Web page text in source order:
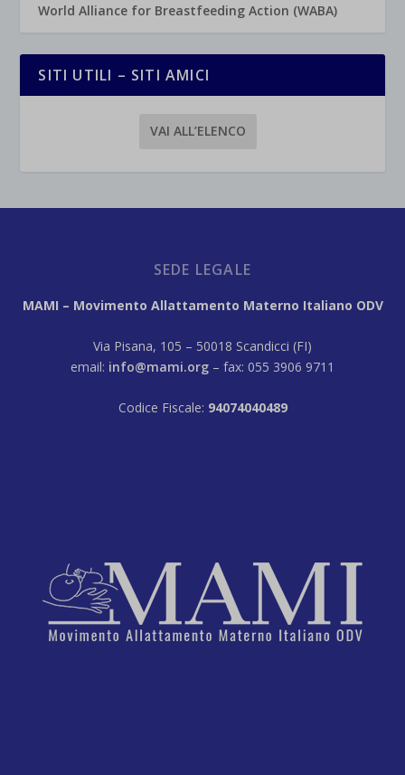
World Alliance for Breastfeeding Action (WABA)
SITI UTILI – SITI AMICI
VAI ALL’ELENCO
SEDE LEGALE
MAMI – Movimento Allattamento Materno Italiano ODV
Via Pisana, 105 – 50018 Scandicci (FI)
email: info@mami.org – fax: 055 3906 9711
Codice Fiscale: 94074040489